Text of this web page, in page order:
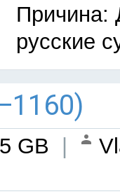
Причина:
русские
GB